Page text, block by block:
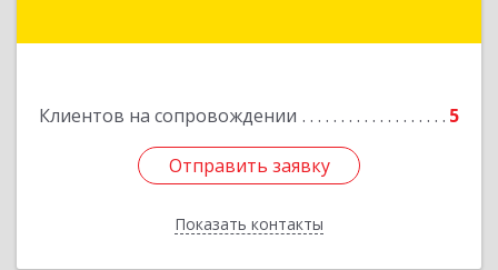
Клиентов на сопровождении 5
Отправить заявку
Показать контакты
Отправить заявку
Назад